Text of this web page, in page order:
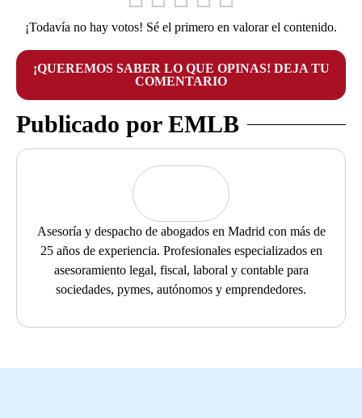
¡Todavía no hay votos! Sé el primero en valorar el contenido.
¡QUEREMOS SABER LO QUE OPINAS! DEJA TU
COMENTARIO
Publicado por EMLB
Asesoría y despacho de abogados en Madrid con más de
25 años de experiencia. Profesionales especializados en
asesoramiento legal, fiscal, laboral y contable para
sociedades, pymes, autónomos y emprendedores.